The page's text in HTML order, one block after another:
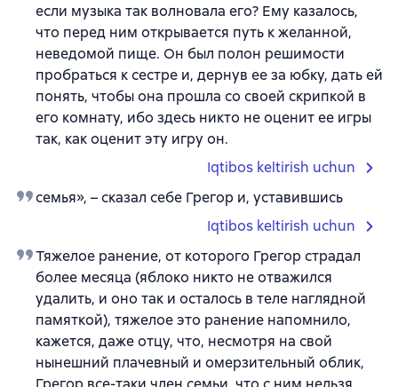
если музыка так волновала его? Ему казалось,
что перед ним открывается путь к желанной,
неведомой пище. Он был полон решимости
пробраться к сестре и, дернув ее за юбку, дать ей
понять, чтобы она прошла со своей скрипкой в
его комнату, ибо здесь никто не оценит ее игры
так, как оценит эту игру он.
Iqtibos keltirish uchun
семья», – сказал себе Грегор и, уставившись
Iqtibos keltirish uchun
Тяжелое ранение, от которого Грегор страдал
более месяца (яблоко никто не отважился
удалить, и оно так и осталось в теле наглядной
памяткой), тяжелое это ранение напомнило,
кажется, даже отцу, что, несмотря на свой
нынешний плачевный и омерзительный облик,